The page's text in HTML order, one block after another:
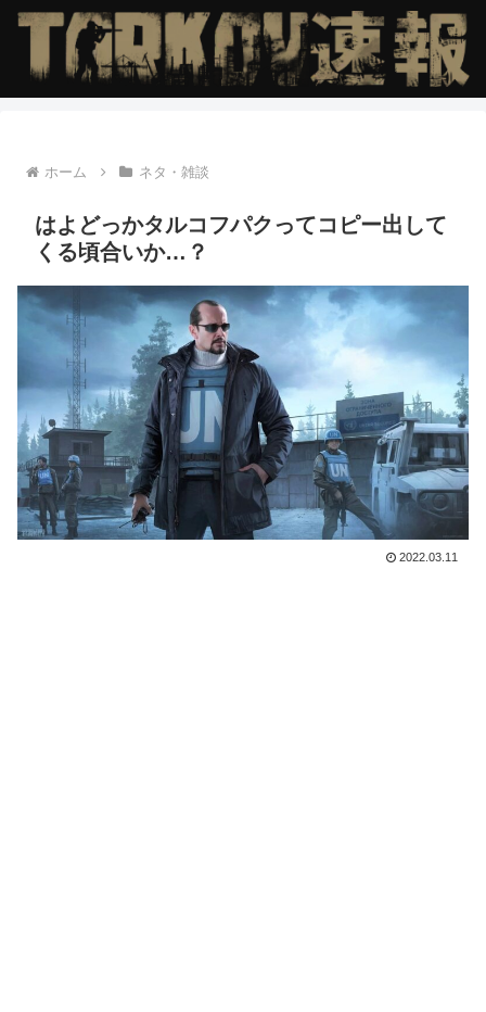
ホーム ネタ・雑談
はよどっかタルコフパクってコピー出して
くる頃合いか…？
2022.03.11